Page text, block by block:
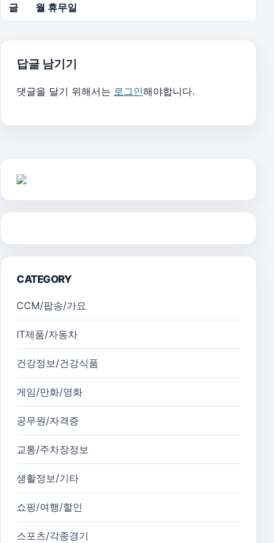
글
월 휴무일
답글 남기기
댓글을 달기 위해서는 로그인해야합니다.
CATEGORY
CCM/팝송/가요
IT제품/자동차
건강정보/건강식품
게임/만화/영화
공무원/자격증
교통/주차장정보
생활정보/기타
쇼핑/여행/할인
스포츠/각종경기